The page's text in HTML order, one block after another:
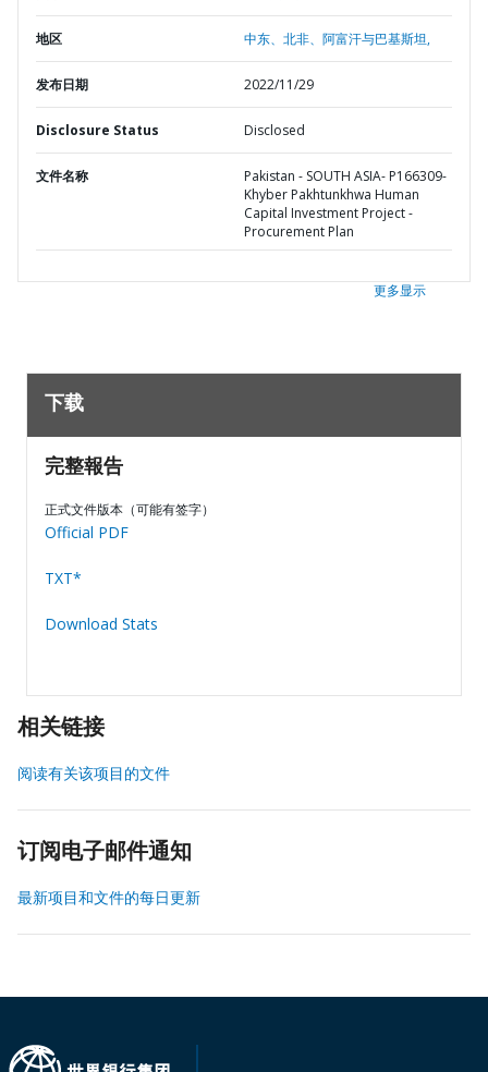
地区 中东、北非、阿富汗与巴基斯坦,
发布日期 2022/11/29
Disclosure Status Disclosed
文件名称
Pakistan - SOUTH ASIA- P166309-
Khyber Pakhtunkhwa Human
Capital Investment Project -
Procurement Plan
更多显示
下载
完整報告
正式文件版本（可能有签字）
Official PDF
TXT*
Download Stats
相关链接
阅读有关该项目的文件
订阅电子邮件通知
最新项目和文件的每日更新